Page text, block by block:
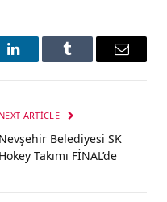
LinkedInTumblr Email
NEXT ARTICLE
Nevşehir Belediyesi SK
Hokey Takımı FİNAL’de